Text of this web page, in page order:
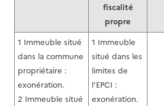
fiscalité
propre
1 Immeuble situé
dans la commune
propriétaire :
exonération.
2 Immeuble situé
1 Immeuble
situé dans les
limites de
l'EPCI :
exonération.